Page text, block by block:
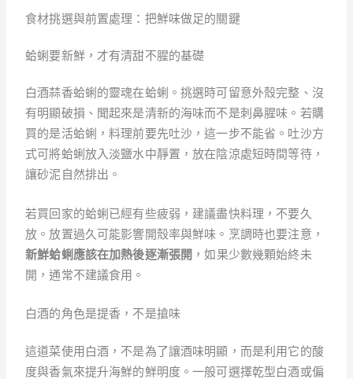
食材挑選與前置處理：把鮮味做足的關鍵
蛤蜊要新鮮，才有清甜不腥的基礎
白酒蒜香蛤蜊的靈魂在蛤蜊。挑選時可留意外殼完整、沒
有明顯破損、聞起來是清新的海味而不是刺鼻腥味。若購
買的是活蛤蜊，料理前要先吐沙，這一步不能省。吐沙方
式可將蛤蜊放入淡鹽水中靜置，放在陰涼處短時間等待，
讓砂泥自然排出。
若買回家的蛤蜊已經有些疲弱，建議盡快料理，不要久
放。放置過久可能影響開殼率與鮮味。烹調時也要注意，
新鮮蛤蜊應該在加熱後逐漸張開 ，如果少數幾顆始終未
開，通常不建議食用。
白酒的角色是提香，不是搶味
這道菜使用白酒，不是為了讓酒味明顯，而是利用它的酸
度與香氣來提升海鮮的鮮明度。一般可選擇乾型白酒或偏